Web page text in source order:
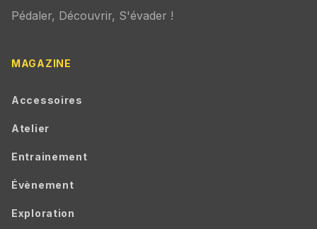
Pédaler, Découvrir, S'évader !
MAGAZINE
Accessoires
Atelier
Entrainement
Évènement
Exploration